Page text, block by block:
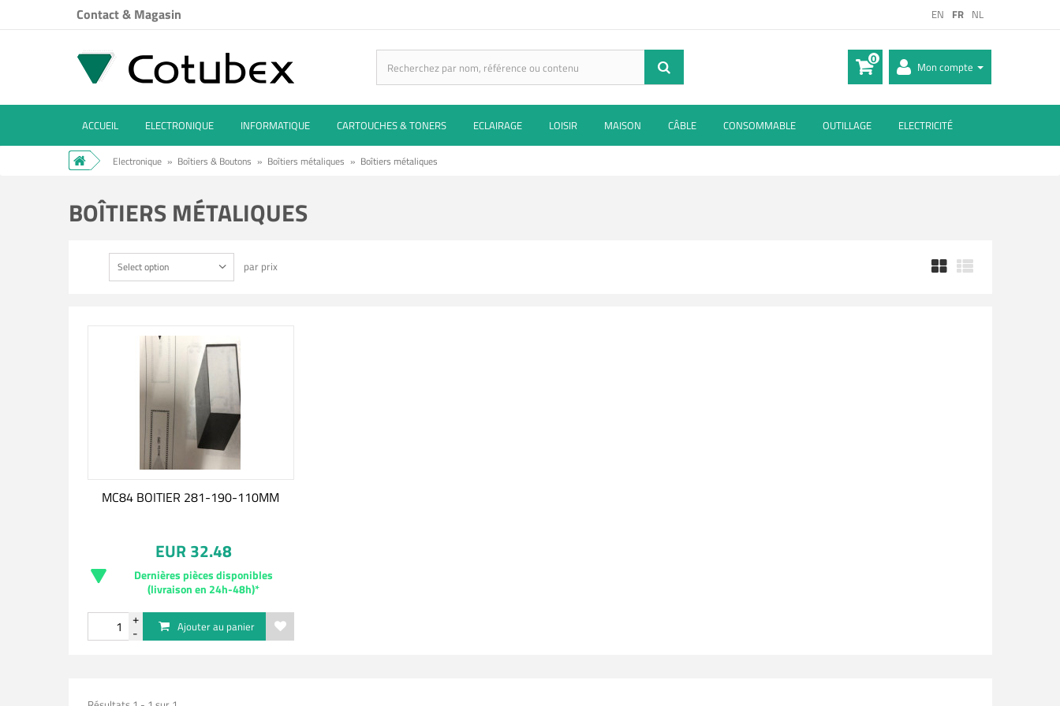
EN FR NL
Contact & Magasin
Mon compte
0
ACCUEIL ELECTRONIQUE INFORMATIQUE CARTOUCHES & TONERS ECLAIRAGE LOISIR MAISON CÂBLE CONSOMMABLE OUTILLAGE ELECTRICITÉ
Electronique » Boîtiers & Boutons » Boîtiers métaliques » Boîtiers métaliques
BOÎTIERS MÉTALIQUES
Select option par prix
MC84 BOITIER 281-190-110MM
EUR 32.48
Dernières pièces disponibles
(livraison en 24h-48h)*
Ajouter au panier